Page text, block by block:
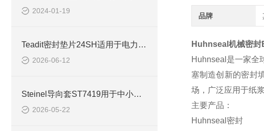
2024-01-19
Teadit密封垫片24SH适用于电力热电领域
2026-06-12
Steinel导向套ST7419用于中小型精密冲压模具
2026-05-22
品牌
Huhnseal 机械密封
Huhnseal 是一家全
塞制造创新的密封
场，广泛应用于纸
主要产品：
Huhnseal 密封